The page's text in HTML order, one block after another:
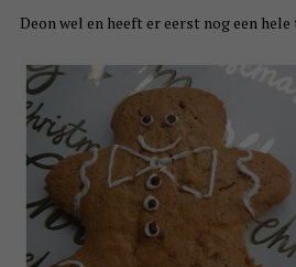
Deon wel en heeft er eerst nog een hele